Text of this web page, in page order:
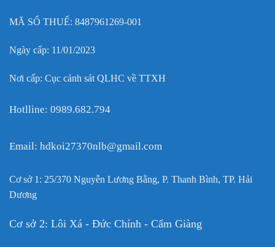
MÃ SỐ THUẾ: 8487961269-001
Ngày cấp: 11/01/2023
Nơi cấp: Cục cảnh sát QLHC về TTXH
Hotlline: 0989.682.794
Email: hdkoi27370nlb@gmail.com
Cơ sở 1: 25/370 Nguyễn Lương Bằng, P. Thanh Bình, TP. Hải
Dương
Cơ sở 2: Lôi Xá - Đức Chính - Cẩm Giàng